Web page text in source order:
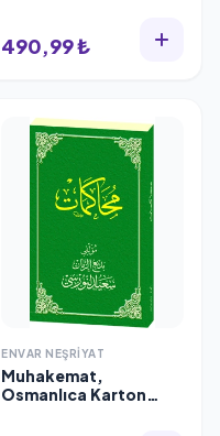
490,99 ₺
ENVAR NEŞRIYAT
Muhakemat,
Osmanlıca Karton